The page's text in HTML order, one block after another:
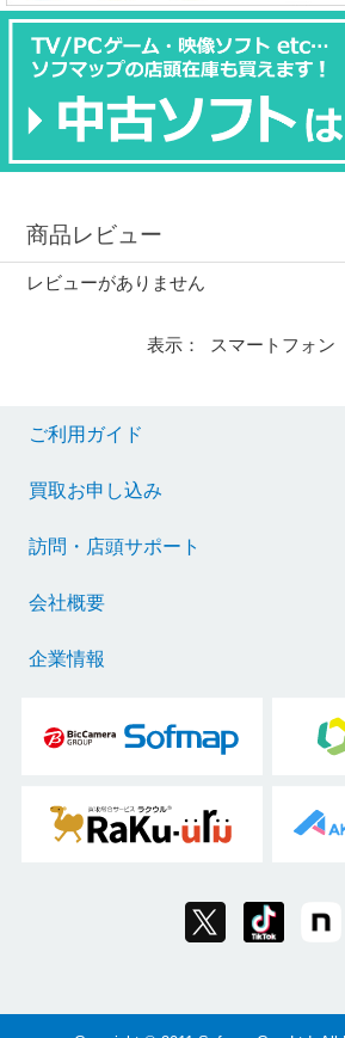
商品レビュー
レビューがありません
表示： スマートフォン
ご利用ガイド
買取お申し込み
訪問・店頭サポート
会社概要
企業情報